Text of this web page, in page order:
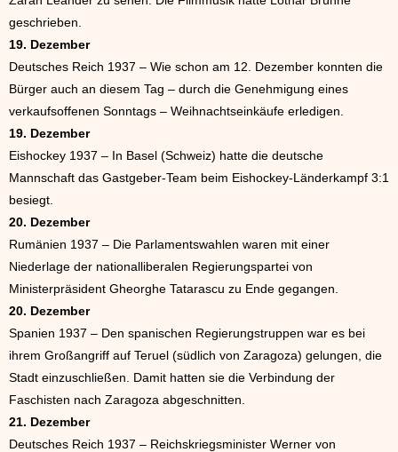
geschrieben.
19. Dezember
Deutsches Reich 1937 – Wie schon am 12. Dezember konnten die
Bürger auch an diesem Tag – durch die Genehmigung eines
verkaufsoffenen Sonntags – Weihnachtseinkäufe erledigen.
19. Dezember
Eishockey 1937 – In Basel (Schweiz) hatte die deutsche
Mannschaft das Gastgeber-Team beim Eishockey-Länderkampf 3:1
besiegt.
20. Dezember
Rumänien 1937 – Die Parlamentswahlen waren mit einer
Niederlage der nationalliberalen Regierungspartei von
Ministerpräsident Gheorghe Tatarascu zu Ende gegangen.
20. Dezember
Spanien 1937 – Den spanischen Regierungstruppen war es bei
ihrem Großangriff auf Teruel (südlich von Zaragoza) gelungen, die
Stadt einzuschließen. Damit hatten sie die Verbindung der
Faschisten nach Zaragoza abgeschnitten.
21. Dezember
Deutsches Reich 1937 – Reichskriegsminister Werner von